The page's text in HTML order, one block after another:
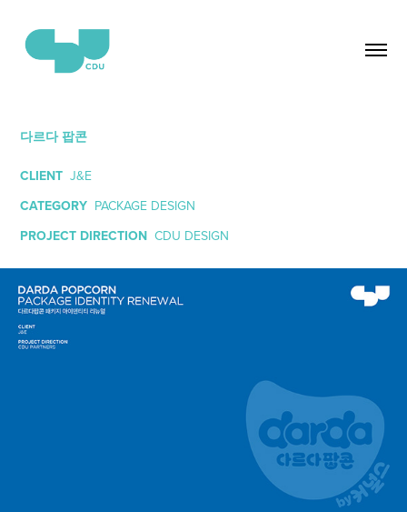
다르다 팝콘
CLIENT J&E
CATEGORY PACKAGE DESIGN
PROJECT DIRECTION CDU DESIGN